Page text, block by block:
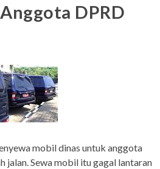
DPRD
mobil dinas untuk anggota
jalan. Sewa mobil itu gagal lantaran